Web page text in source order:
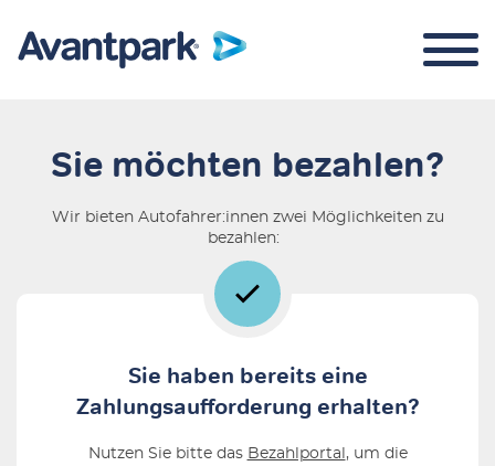
Sie möchten bezahlen?
Wir bieten Autofahrer:innen zwei Möglichkeiten zu
bezahlen:
Sie haben bereits eine
Zahlungsaufforderung erhalten?
Nutzen Sie bitte das Bezahlportal , um die
Parkraummanagement